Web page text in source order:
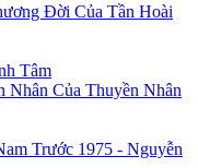
Đời Của Tần Hoài
Tâm
Của Thuyền Nhân
Trước 1975 - Nguyễn